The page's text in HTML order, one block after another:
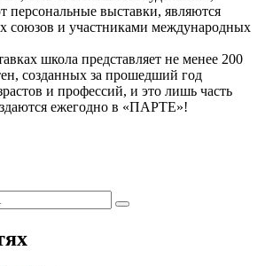
персональные выставки, являются
союзов и участниками международных
школа представляет не менее 200
созданных за прошедший год
и профессий, и это лишь часть
ежегодно в «ПАРТЕ»!